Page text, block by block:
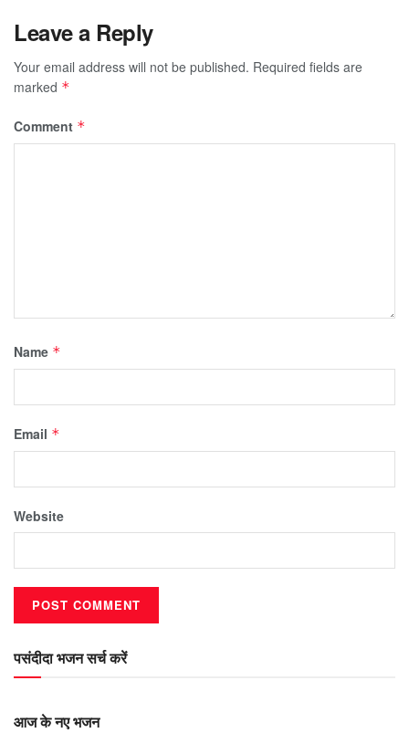
Leave a Reply
Your email address will not be published. Required fields are
marked *
Comment *
Name *
Email *
Website
पसंदीदा भजन सर्च करें
आज के नए भजन